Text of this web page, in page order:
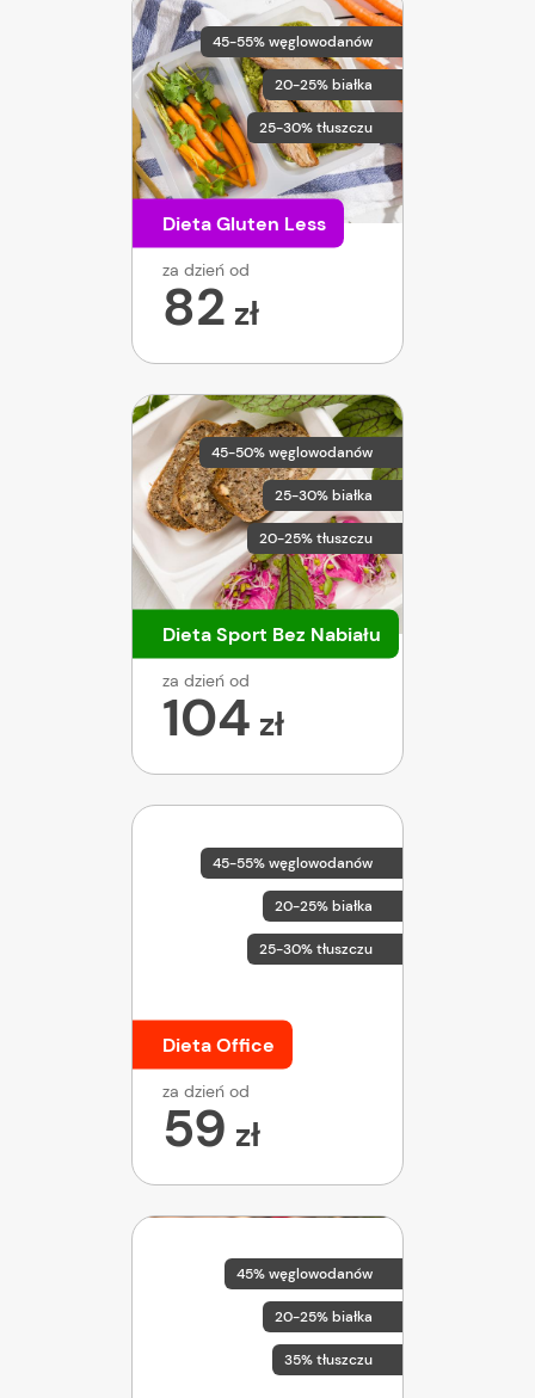
45-55% węglowodanów
20-25% białka
25-30% tłuszczu
Dieta Gluten Less
za dzień od
82 zł
45-50% węglowodanów
25-30% białka
20-25% tłuszczu
Dieta Sport Bez Nabiału
za dzień od
104 zł
45-55% węglowodanów
20-25% białka
25-30% tłuszczu
Dieta Office
za dzień od
59 zł
45% węglowodanów
20-25% białka
35% tłuszczu